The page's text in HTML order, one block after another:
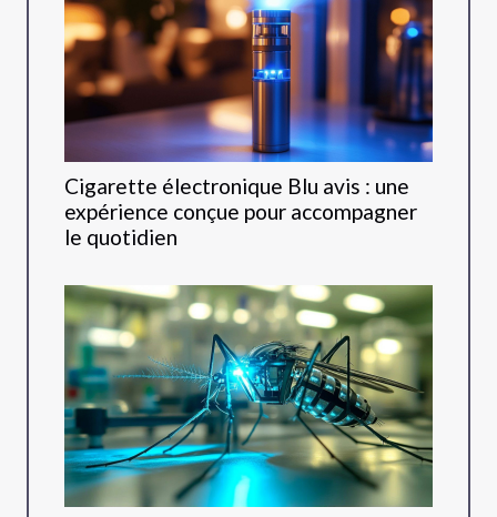
Cigarette électronique Blu avis : une
expérience conçue pour accompagner
le quotidien